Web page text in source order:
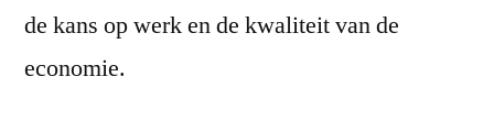
de kans op werk en de kwaliteit van de
economie.